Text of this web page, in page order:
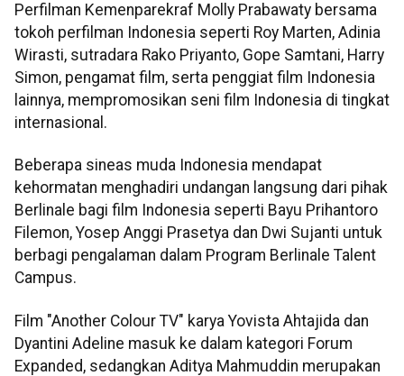
Perfilman Kemenparekraf Molly Prabawaty bersama
tokoh perfilman Indonesia seperti Roy Marten, Adinia
Wirasti, sutradara Rako Priyanto, Gope Samtani, Harry
Simon, pengamat film, serta penggiat film Indonesia
lainnya, mempromosikan seni film Indonesia di tingkat
internasional.
Beberapa sineas muda Indonesia mendapat
kehormatan menghadiri undangan langsung dari pihak
Berlinale bagi film Indonesia seperti Bayu Prihantoro
Filemon, Yosep Anggi Prasetya dan Dwi Sujanti untuk
berbagi pengalaman dalam Program Berlinale Talent
Campus.
Film "Another Colour TV" karya Yovista Ahtajida dan
Dyantini Adeline masuk ke dalam kategori Forum
Expanded, sedangkan Aditya Mahmuddin merupakan